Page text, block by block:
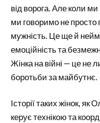
від ворога. Але коли ми
ми говоримо не просто
мужність. Це ще й
емоційність та
Жінка на війні — це не
боротьби за майбутнє.
Історії таких жінок,
керує технікою та